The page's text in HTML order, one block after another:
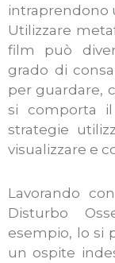
intraprendono
Utilizzare
film può
grado di
per guardare,
si comporta
strategie
visualizzare e
Lavorando
Disturbo
esempio, lo si
un ospite